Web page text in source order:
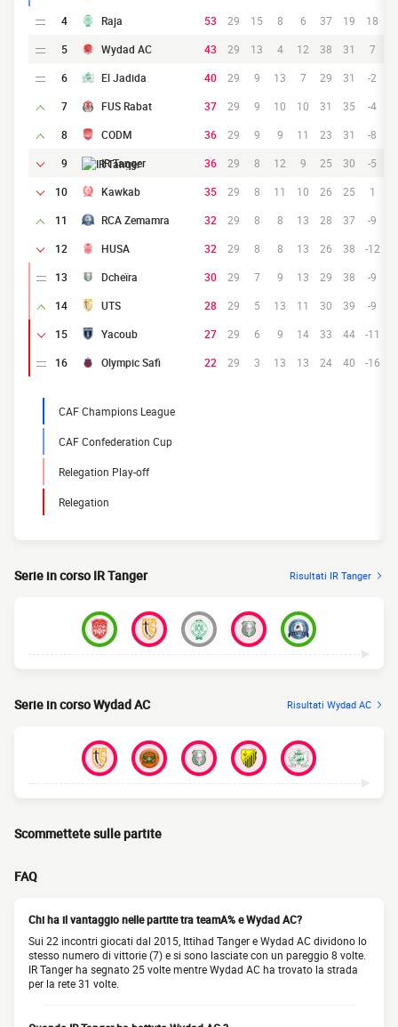
4
Raja 53 29 15 8 6 37 19
18
5
Wydad AC 43 29 13 4 12 38 31
7
6
El Jadida 40 29 9 13 7 29 31
-2
7
FUS Rabat 37 29 9 10 10 31 35
-4
8
CODM 36 29 9 9 11 23 31
-8
9
IR Tanger 36 29 8 12 9 25 30
-5
10
Kawkab 35 29 8 11 10 26 25
1
11
RCA Zemamra 32 29 8 8 13 28 37
-9
12
HUSA 32 29 8 8 13 26 38
-12
13
Dcheïra 30 29 7 9 13 29 38
-9
14
UTS 28 29 5 13 11 30 39
-9
15
Yacoub 27 29 6 9 14 33 44
-11
16
Olympic Safi 22 29 3 13 13 24 40 -16
CAF Champions League
CAF Confederation Cup
Relegation Play-off
Relegation
Serie in corso IR Tanger Risultati IR Tanger
Serie in corso Wydad AC Risultati Wydad AC
Scommettete sulle partite
FAQ
Chi ha il vantaggio nelle partite tra teamA% e Wydad AC?
Sui 22 incontri giocati dal 2015, Ittihad Tanger e Wydad AC dividono lo
stesso numero di vittorie (7) e si sono lasciate con un pareggio 8 volte.
IR Tanger ha segnato 25 volte mentre Wydad AC ha trovato la strada
per la rete 31 volte.